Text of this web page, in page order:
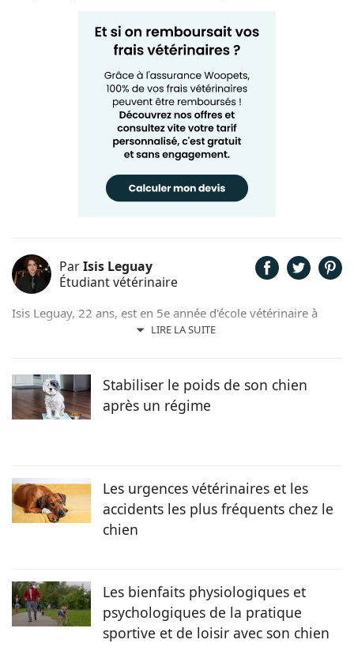
ParIsis Leguay
Étudiant vétérinaire
LIRE LA SUITE
Isis Leguay, 22 ans, est en 5e année d'école vétérinaire à
l'ENVA (École Nationale Vétérinaire d'Alfort), après 2 ans en
Stabiliser le poids de son chien
après un régime
Les urgences vétérinaires et les
accidents les plus fréquents chez le
chien
Les bienfaits physiologiques et
psychologiques de la pratique
sportive et de loisir avec son chien